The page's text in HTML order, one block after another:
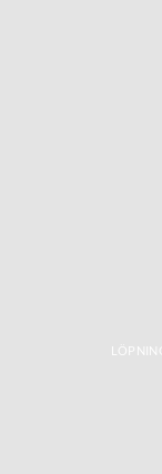
LÖPNING